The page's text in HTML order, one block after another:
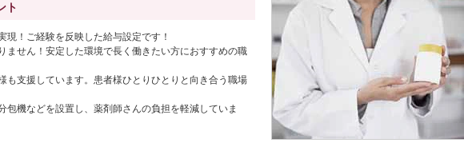
ト
！ご経験を反映した給与設定です！
ません！安定した環境で長く働きたい方におすすめの職
も支援しています。患者様ひとりひとりと向き合う職場
機などを設置し、薬剤師さんの負担を軽減していま